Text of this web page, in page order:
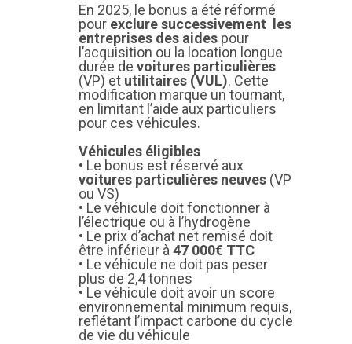
En 2025, le bonus a été réformé
pour exclure successivement les
entreprises des aides pour
l’acquisition ou la location longue
durée de voitures particulières
(VP) et utilitaires (VUL). Cette
modification marque un tournant,
en limitant l’aide aux particuliers
pour ces véhicules.
Véhicules éligibles
• Le bonus est réservé aux
voitures particulières neuves (VP
ou VS)
• Le véhicule doit fonctionner à
l’électrique ou à l’hydrogène
• Le prix d’achat net remisé doit
être inférieur à 47 000€ TTC
• Le véhicule ne doit pas peser
plus de 2,4 tonnes
• Le véhicule doit avoir un score
environnemental minimum requis,
reflétant l’impact carbone du cycle
de vie du véhicule